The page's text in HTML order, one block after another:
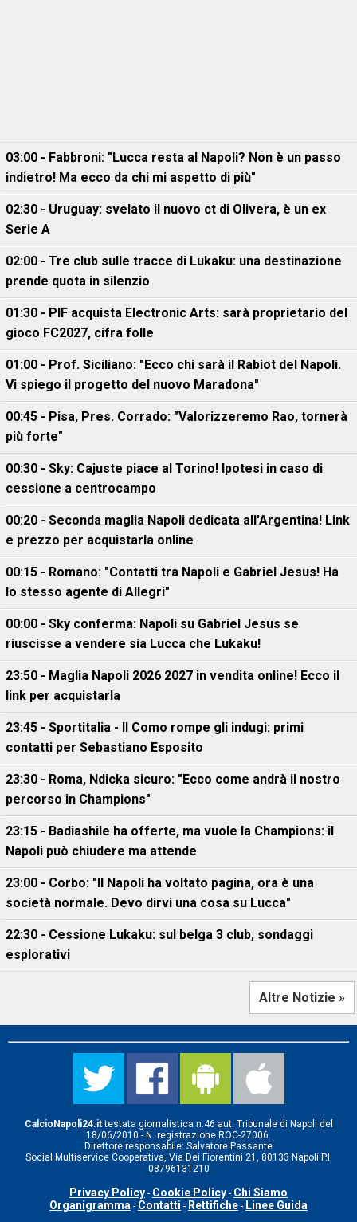
03:00 - Fabbroni: "Lucca resta al Napoli? Non è un passo
indietro! Ma ecco da chi mi aspetto di più"
02:30 - Uruguay: svelato il nuovo ct di Olivera, è un ex
Serie A
02:00 - Tre club sulle tracce di Lukaku: una destinazione
prende quota in silenzio
01:30 - PIF acquista Electronic Arts: sarà proprietario del
gioco FC2027, cifra folle
01:00 - Prof. Siciliano: "Ecco chi sarà il Rabiot del Napoli.
Vi spiego il progetto del nuovo Maradona"
00:45 - Pisa, Pres. Corrado: "Valorizzeremo Rao, tornerà
più forte"
00:30 - Sky: Cajuste piace al Torino! Ipotesi in caso di
cessione a centrocampo
00:20 - Seconda maglia Napoli dedicata all'Argentina! Link
e prezzo per acquistarla online
00:15 - Romano: "Contatti tra Napoli e Gabriel Jesus! Ha
lo stesso agente di Allegri"
00:00 - Sky conferma: Napoli su Gabriel Jesus se
riuscisse a vendere sia Lucca che Lukaku!
23:50 - Maglia Napoli 2026 2027 in vendita online! Ecco il
link per acquistarla
23:45 - Sportitalia - Il Como rompe gli indugi: primi
contatti per Sebastiano Esposito
23:30 - Roma, Ndicka sicuro: "Ecco come andrà il nostro
percorso in Champions"
23:15 - Badiashile ha offerte, ma vuole la Champions: il
Napoli può chiudere ma attende
23:00 - Corbo: "Il Napoli ha voltato pagina, ora è una
società normale. Devo dirvi una cosa su Lucca"
22:30 - Cessione Lukaku: sul belga 3 club, sondaggi
esplorativi
Altre Notizie »
CalcioNapoli24.ittestata giornalistica n.46 aut. Tribunale di Napoli del
18/06/2010 - N. registrazione ROC-27006.
Direttore responsabile: Salvatore Passante
Social Multiservice Cooperativa, Via Dei Fiorentini 21, 80133 Napoli P.I.
08796131210
Privacy Policy - Cookie Policy - Chi Siamo
Organigramma - Contatti - Rettifiche - Linee Guida